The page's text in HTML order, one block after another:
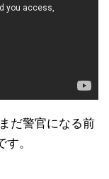
だ警官になる前
。